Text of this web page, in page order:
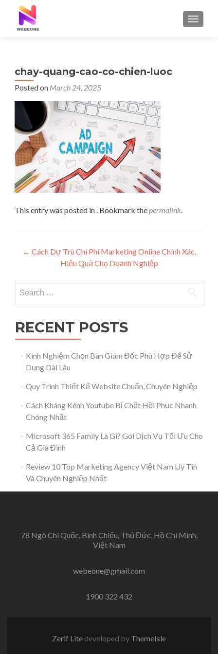
chay-quang-cao-co-chien-luoc
Posted on March 24, 2025
This entry was posted in . Bookmark thepermalink.
Post navigation
← Cách Dự Trù Chi Phí Marketing Online Chính Xác,
Hiệu Quả Cho Doanh Nghiệp
RECENT POSTS
Kinh Nghiệm Chọn Bàn Giám Đốc Phù Hợp Để Sử
Dụng Dài Lâu
Quy Trình Thiết Kế Website Chuẩn, Chuyên Nghiệp
Cách Kháng Kênh Youtube Bị Chết Hồi Phục Nhanh
Chóng Nhất
Microsoft 365 Family Là Gì? Gói Dịch Vụ Tối Ưu Cho
Cả Gia Đình
Review 10 Top Marketing Agency Việt Nam Uy Tín
Và Chuyên Nghiệp Nhất
78 Ngô Chí Quốc, Bình Chiểu, Thủ Đức, Hồ Chí Minh,
Việt Nam
webeone@gmail.com
1900 322 432
Zerif Lite developed by ThemeIsle